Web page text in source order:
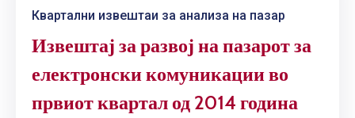
Квартални извештаи за анализа на пазар
Извештај за развој на пазарот за
електронски комуникации во
првиот квартал од 2014 година